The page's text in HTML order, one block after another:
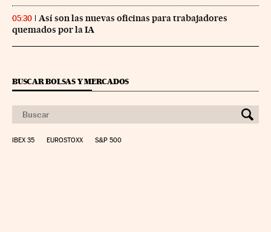
05:30
Así son las nuevas oficinas para trabajadores
quemados por la IA
BUSCAR BOLSAS Y MERCADOS
IBEX 35 EUROSTOXX S&P 500